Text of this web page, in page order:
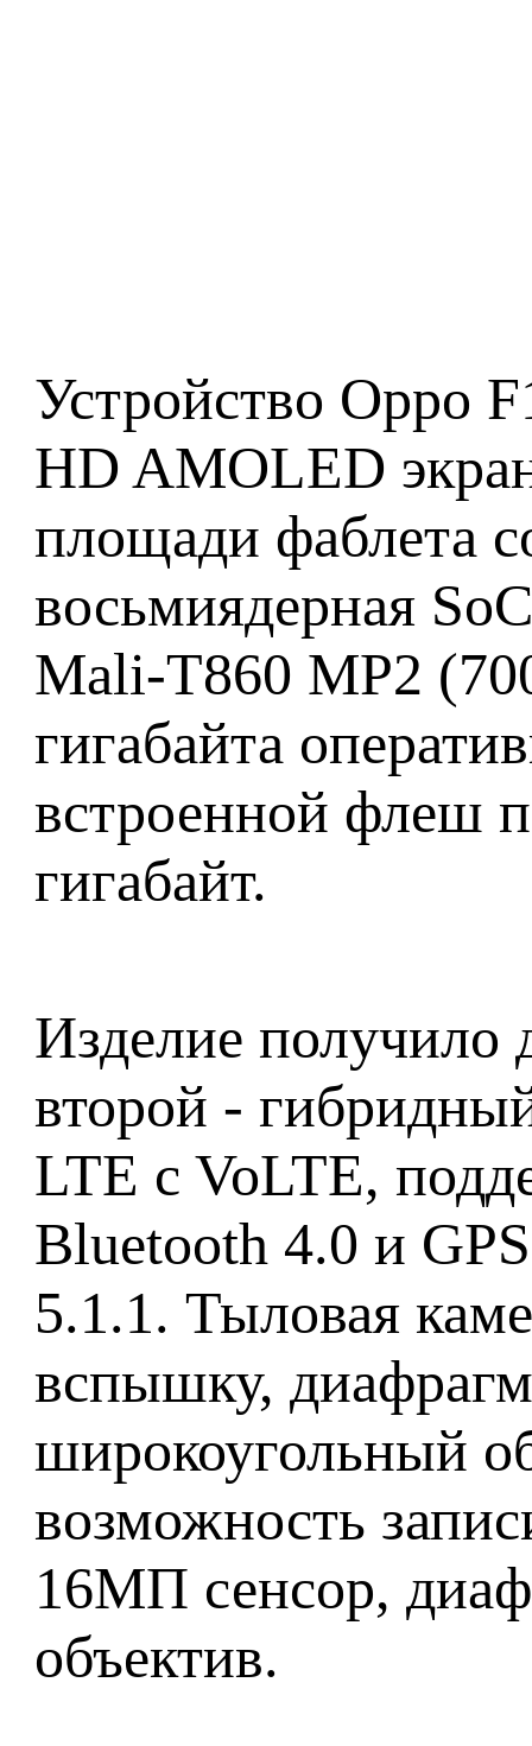
Устройство Oppo
HD AMOLED
площади фаблета
восьмиядерная
Mali-T860 MP2
гигабайта
встроенной флеш
гигабайт.
Изделие получило
второй -
LTE c VoLTE,
Bluetooth 4.0 и
5.1.1. Тыловая
вспышку,
широкоугольный
возможность
16МП сенсор,
объектив.